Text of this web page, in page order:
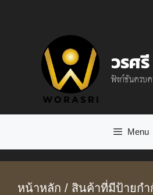
วรศ
ฟังก์ชันครบค
Menu
หน้าหลัก / สินค้าที่มีป้ายกำ